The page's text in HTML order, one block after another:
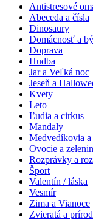
Antistresové
Abeceda a čísla
Dinosaury
Domácnosť a
Doprava
Hudba
Jar a Veľká noc
Jeseň a
Kvety
Leto
Ľudia a cirkus
Mandaly
Medvedíkovia
Ovocie a
Rozprávky a
Šport
Valentín / láska
Vesmír
Zima a Vianoce
Zvieratá a